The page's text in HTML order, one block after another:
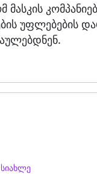
უფლებების
სიახლე